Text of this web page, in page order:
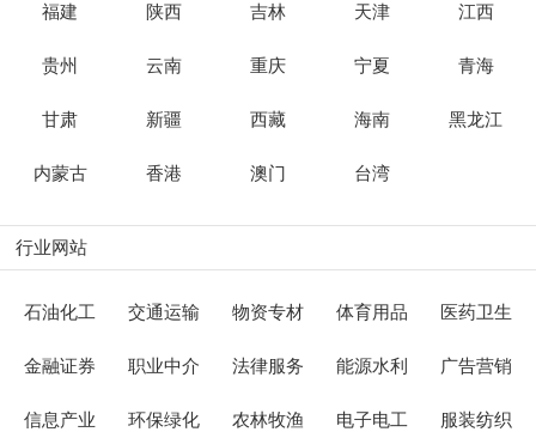
福建 陕西 吉林 天津 江西
贵州 云南 重庆 宁夏 青海
甘肃 新疆 西藏 海南 黑龙江
内蒙古 香港 澳门 台湾
行业网站
石油化工 交通运输 物资专材 体育用品 医药卫生
金融证券 职业中介 法律服务 能源水利 广告营销
信息产业 环保绿化 农林牧渔 电子电工 服装纺织